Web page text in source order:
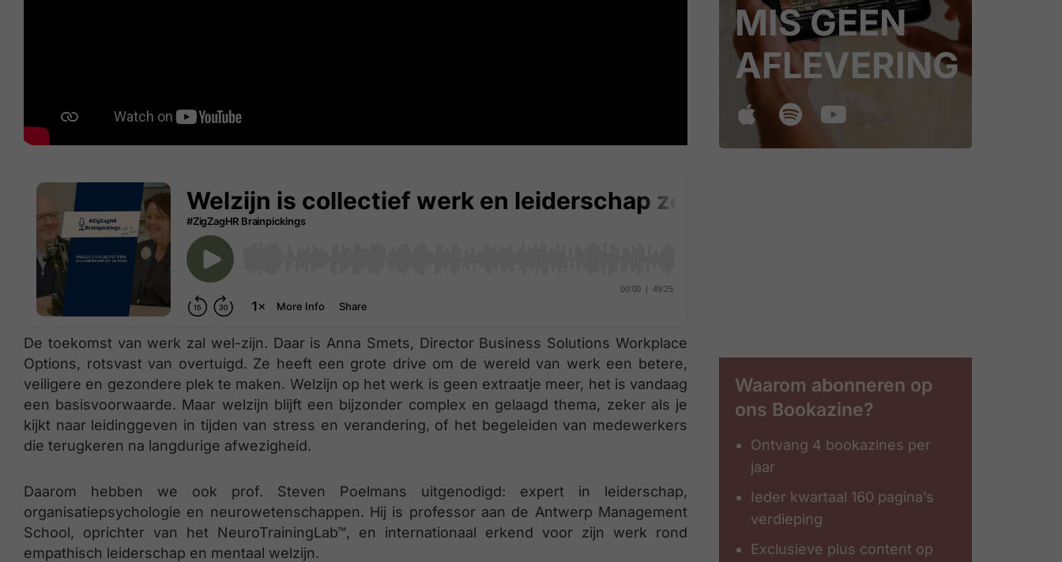
De toekomst van werk zal wel-zijn. Daar is Anna Smets, Director Business Solutions Workplace
Options, rotsvast van overtuigd. Ze heeft een grote drive om de wereld van werk een betere,
veiligere en gezondere plek te maken. Welzijn op het werk is geen extraatje meer, het is vandaag
een basisvoorwaarde. Maar welzijn blijft een bijzonder complex en gelaagd thema, zeker als je
kijkt naar leidinggeven in tijden van stress en verandering, of het begeleiden van medewerkers
die terugkeren na langdurige afwezigheid.
Daarom hebben we ook prof. Steven Poelmans uitgenodigd: expert in leiderschap,
organisatiepsychologie en neurowetenschappen. Hij is professor aan de Antwerp Management
School, oprichter van het NeuroTrainingLab™, en internationaal erkend voor zijn werk rond
empathisch leiderschap en mentaal welzijn.
MIS GEEN
AFLEVERING
Waarom abonneren op
ons Bookazine?
Ontvang 4 bookazines per
jaar
Ieder kwartaal 160 pagina’s
verdieping
Exclusieve plus content op